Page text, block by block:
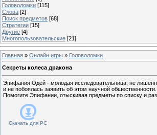
Головоломки [115]
Слова [2]
Поиск предметов [68]
Стратегии [15]
Другие [4]
Многопользовательские [21]
Главная » Онлайн игры » Головоломки
Секреты колеса дракона
Эпифания Одей - молодая исследовательница, не
и не побоялась заявить об этом научной
Помогите Эпифании, отыскивая предметы по списку и
Скачать для PC